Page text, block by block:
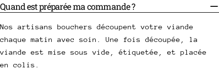
Quand est préparée ma commande ?
Nos artisans bouchers découpent votre viande
chaque matin avec soin. Une fois découpée, la
viande est mise sous vide, étiquetée, et placée
en colis.